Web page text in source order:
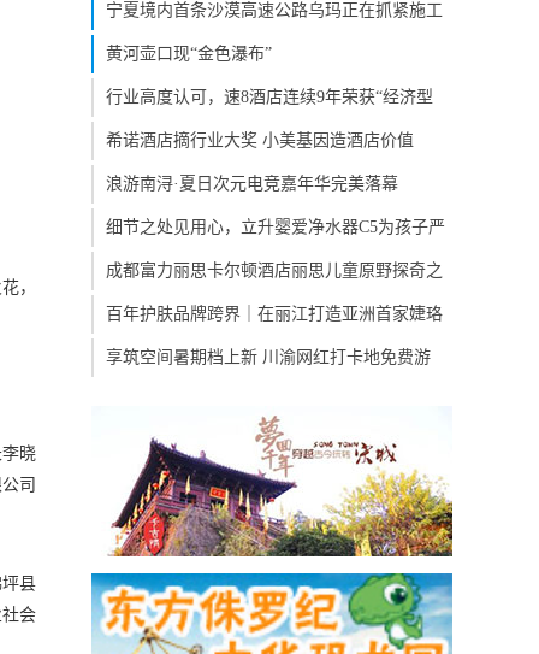
，
晓
司
县
会
宁夏境内首条沙漠高速公路乌玛正在抓紧施工
黄河壶口现“金色瀑布”
行业高度认可，速8酒店连续9年荣获“经济型
希诺酒店摘行业大奖 小美基因造酒店价值
浪游南浔·夏日次元电竞嘉年华完美落幕
细节之处见用心，立升婴爱净水器C5为孩子严
成都富力丽思卡尔顿酒店丽思儿童原野探奇之
百年护肤品牌跨界｜在丽江打造亚洲首家婕珞
享筑空间暑期档上新 川渝网红打卡地免费游